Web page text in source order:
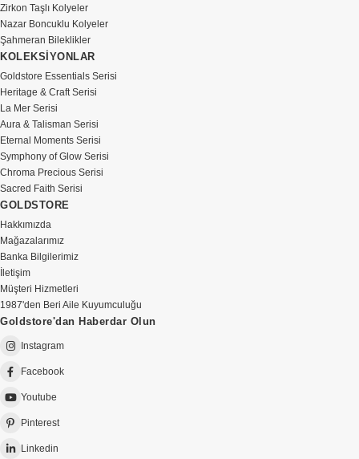
Zirkon Taşlı Kolyeler
Nazar Boncuklu Kolyeler
Şahmeran Bileklikler
KOLEKSİYONLAR
Goldstore Essentials Serisi
Heritage & Craft Serisi
La Mer Serisi
Aura & Talisman Serisi
Eternal Moments Serisi
Symphony of Glow Serisi
Chroma Precious Serisi
Sacred Faith Serisi
GOLDSTORE
Hakkımızda
Mağazalarımız
Banka Bilgilerimiz
İletişim
Müşteri Hizmetleri
1987'den Beri Aile Kuyumculuğu
Goldstore'dan Haberdar Olun
Instagram
Facebook
Youtube
Pinterest
Linkedin